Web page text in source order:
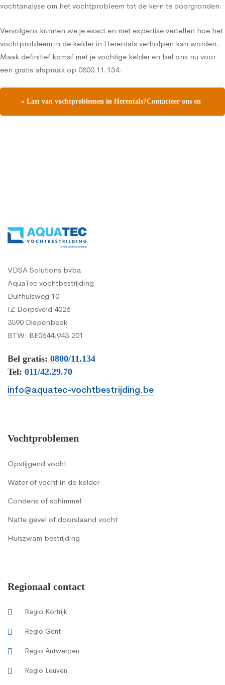
vochtanalyse om het vochtprobleem tot de kern te doorgronden.
Vervolgens kunnen we je exact en met expertise vertellen hoe het
vochtprobleem in de kelder in Herentals verholpen kan worden.
Maak definitief komaf met je vochtige kelder en bel ons nu voor
een gratis afspraak op 0800.11.134.
» Last van vochtproblemen in Herentals?Contacteer ons en
VDSA Solutions bvba
AquaTec vochtbestrijding
Duifhuisweg 10
IZ Dorpsveld 4026
3590 Diepenbeek
BTW: BE0644.943.201
Bel gratis: 0800/11.134
Tel: 011/42.29.70
info@aquatec-vochtbestrijding.be
Vochtproblemen
Opstijgend vocht
Water of vocht in de kelder
Condens of schimmel
Natte gevel of doorslaand vocht
Huiszwam bestrijding
Regionaal contact
Regio Kortrijk
Regio Gent
Regio Antwerpen
Regio Leuven